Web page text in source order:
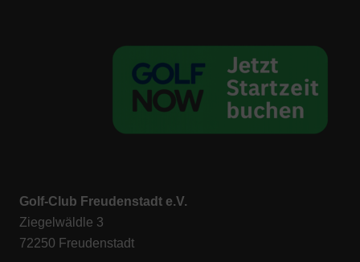
Golf-Club Freudenstadt e.V.
Ziegelwäldle 3
72250 Freudenstadt